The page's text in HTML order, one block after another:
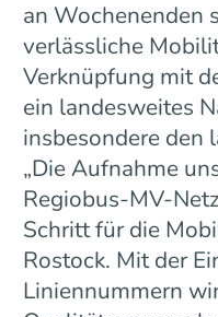
an Wochenenden
verlässliche
Verknüpfung mit
ein landesweites
insbesondere den
„Die Aufnahme
Regiobus-MV-
Schritt für die
Rostock. Mit der
Liniennummern